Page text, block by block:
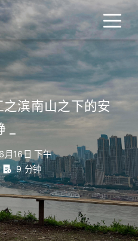
滨南山之下的安
月16日 下午
9 分钟